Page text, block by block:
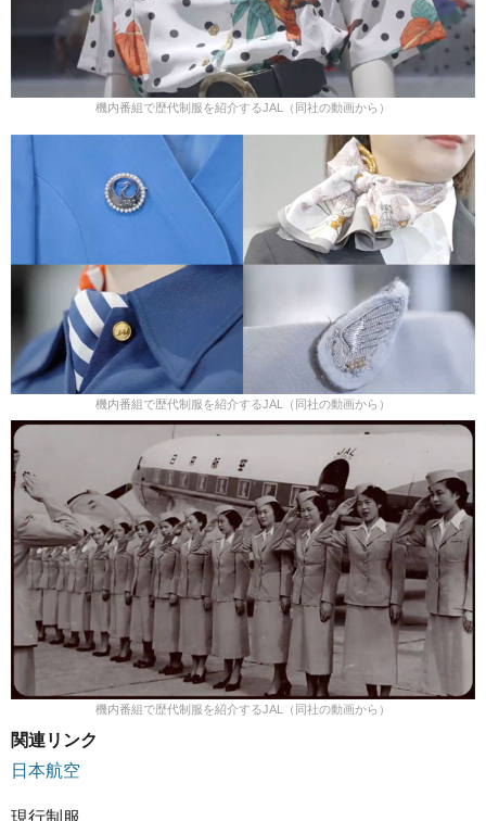
機内番組で歴代制服を紹介するJAL（同社の動画から）
機内番組で歴代制服を紹介するJAL（同社の動画から）
機内番組で歴代制服を紹介するJAL（同社の動画から）
関連リンク
日本航空
現行制服